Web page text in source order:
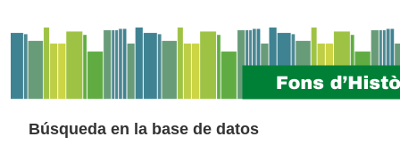
Búsqueda en la base de datos